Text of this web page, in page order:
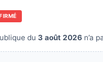
du 3 août 2026 n’a